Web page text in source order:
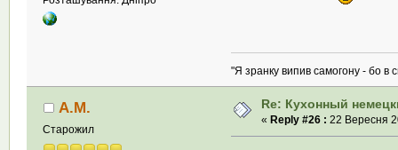
"Я зранку випив самогону - бо в
А.М.
Старожил
Re: Кухонный
« Reply #26 : 22 Вересня